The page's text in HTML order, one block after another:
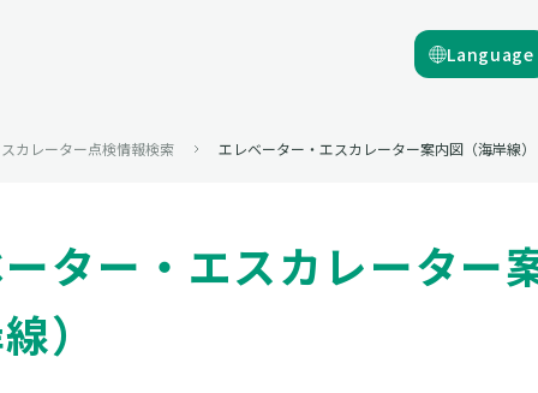
Language
カレーター点検情報検索 エレベーター・エスカレーター案内図（海岸線）
ター・エスカレーター
）